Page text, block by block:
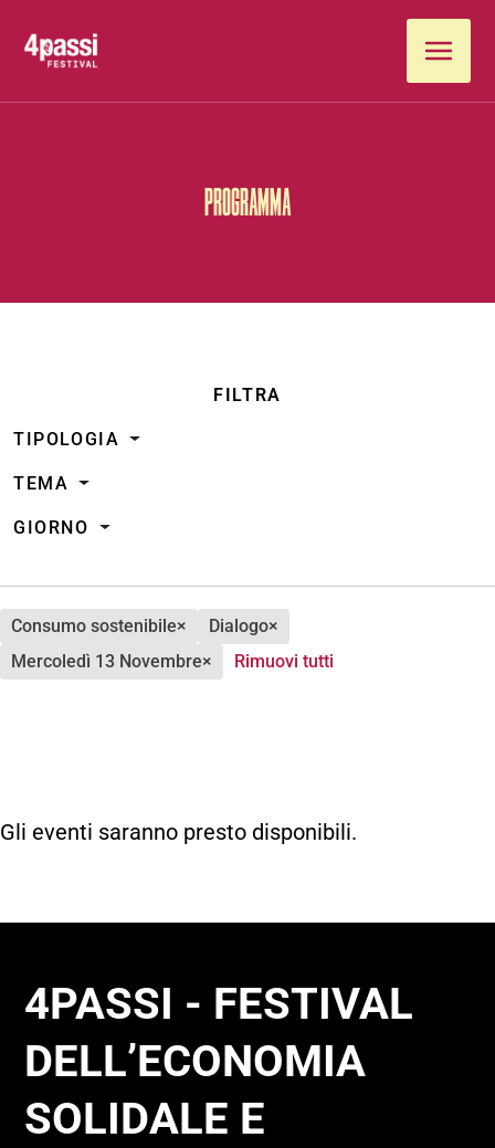
PROGRAMMA
FILTRA
TIPOLOGIA
TEMA
GIORNO
consumo sostenibile× dialogo×
mercoledì 13 Novembre× Rimuovi tutti
Gli eventi saranno presto disponibili.
4PASSI - FESTIVAL
DELL’ECONOMIA
SOLIDALE E